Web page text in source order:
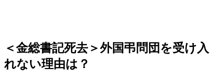
＜金総書記死去＞外国弔問団を受け入
れない理由は？